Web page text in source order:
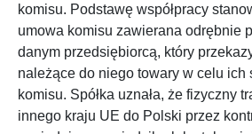
komisu. Podstawę współpracy
umowa komisu zawierana odrębnie
danym przedsiębiorcą, który
należące do niego towary w celu ich
komisu. Spółka uznała, że fizyczny
innego kraju UE do Polski przez